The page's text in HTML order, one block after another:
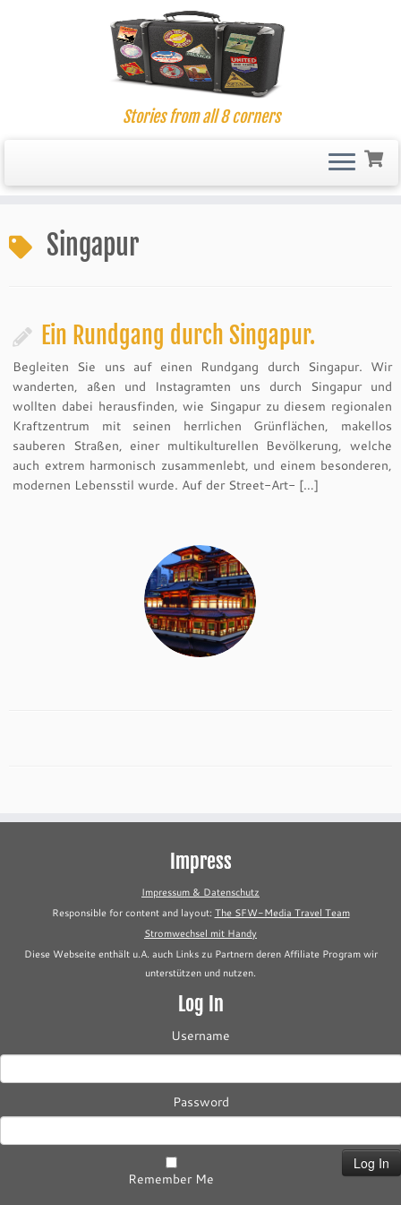
to
content
Stories from all 8 corners
Singapur
Ein Rundgang durch Singapur.
Begleiten Sie uns auf einen Rundgang durch Singapur. Wir
wanderten, aßen und Instagramten uns durch Singapur und
wollten dabei herausfinden, wie Singapur zu diesem regionalen
Kraftzentrum mit seinen herrlichen Grünflächen, makellos
sauberen Straßen, einer multikulturellen Bevölkerung, welche
auch extrem harmonisch zusammenlebt, und einem besonderen,
modernen Lebensstil wurde. Auf der Street-Art- […]
Impress
Impressum & Datenschutz
Responsible for content and layout: The SFW-Media Travel Team
Stromwechsel mit Handy
Diese Webseite enthält u.A. auch Links zu Partnern deren Affiliate Program wir
unterstützen und nutzen.
Log In
Username
Password
Remember Me